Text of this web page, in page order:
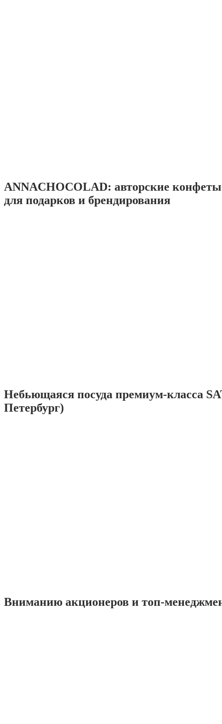
ANNACHOCOLAD: авторские
для подарков и брендирования
Небьющаяся посуда премиум-класса
Петербург)
Вниманию акционеров и топ-